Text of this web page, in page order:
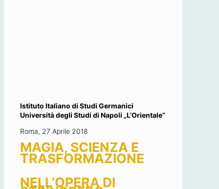
Istituto Italiano di Studi Germanici
Università degli Studi di Napoli „L’Orientale“
Roma, 27 Aprile 2018
MAGIA, SCIENZA E
TRASFORMAZIONE
NELL’OPERA DI